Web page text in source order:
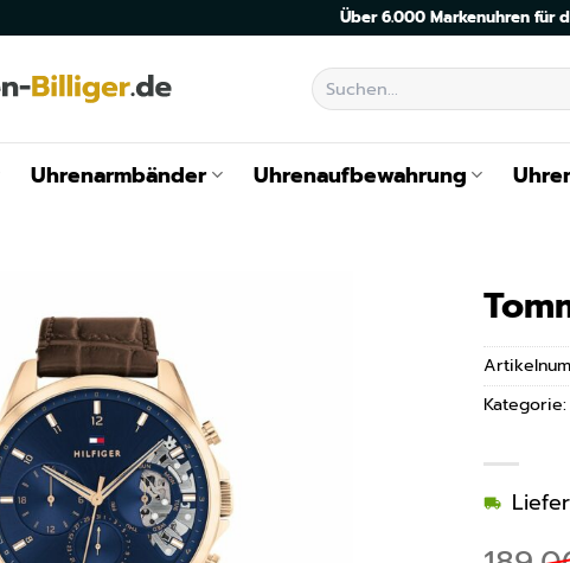
Über 6.000 Markenuhren für
Suchen
nach:
Uhrenarmbänder Uhrenaufbewahrung
Kategorie: